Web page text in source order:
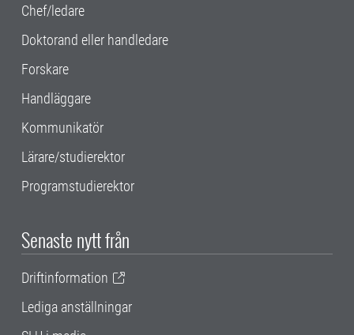
Chef/ledare
Doktorand eller handledare
Forskare
Handläggare
Kommunikatör
Lärare/studierektor
Programstudierektor
Senaste nytt från
Driftinformation
Lediga anställningar